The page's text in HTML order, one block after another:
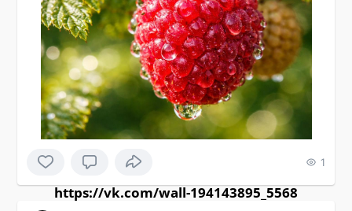
1
https://vk.com/wall-194143895_5568